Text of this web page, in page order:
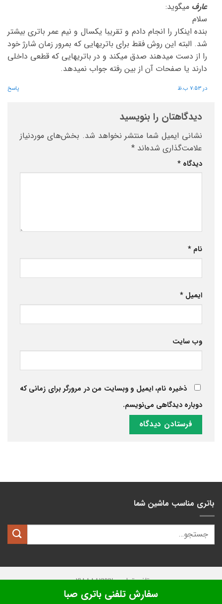
عارف میگوید:
سلام
بنده اینکار را انجام دادم و تقریبا یکسال و نیم عمر باتری بیشتر
شد. البته این روش فقط برای باتریهایی که بمرور زمان شارژ خود
را از دست میدهند صدق میکند و در باتریهایی که قطعی داخلی
دارند یا صفحات آن از بین رفته جواب نمیدهد.
در 7:53 ب.ظ پاسخ
دیدگاهتان را بنویسید
نشانی ایمیل شما منتشر نخواهد شد. بخش‌های موردنیاز
علامت‌گذاری شده‌اند *
دیدگاه *
نام *
ایمیل *
وب‌ سایت
ذخیره نام، ایمیل و وبسایت من در مرورگر برای زمانی که
دوباره دیدگاهی می‌نویسم.
باتری مناسب ماشین شما
تلفن تماس: 02188882222
تمامی حقوق این وبسایت متعلق بهکیان باتری
سفارش تلفنی باتری صبا